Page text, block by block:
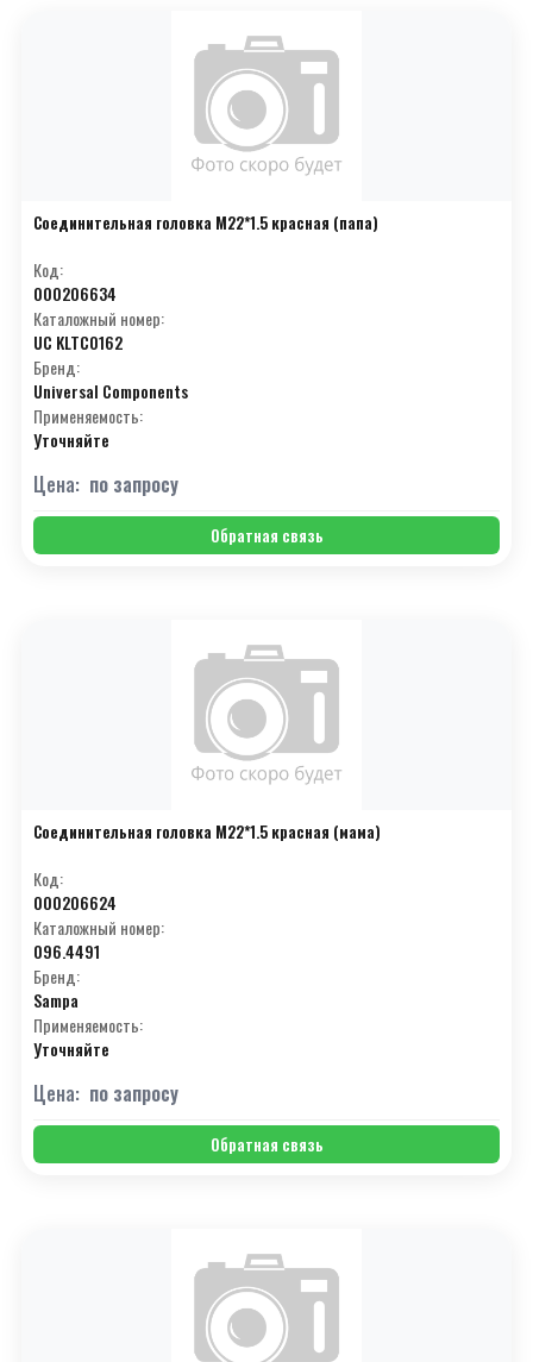
Соединительная головка М22*1.5 красная (папа)
Код:
000206634
Каталожный номер:
UC KLTC0162
Бренд:
Universal Components
Применяемость:
Уточняйте
Цена: по запросу
Обратная связь
Соединительная головка М22*1.5 красная (мама)
Код:
000206624
Каталожный номер:
096.4491
Бренд:
Sampa
Применяемость:
Уточняйте
Цена: по запросу
Обратная связь